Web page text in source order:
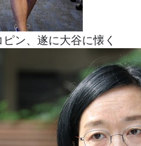
ピン、遂に大谷に懐く